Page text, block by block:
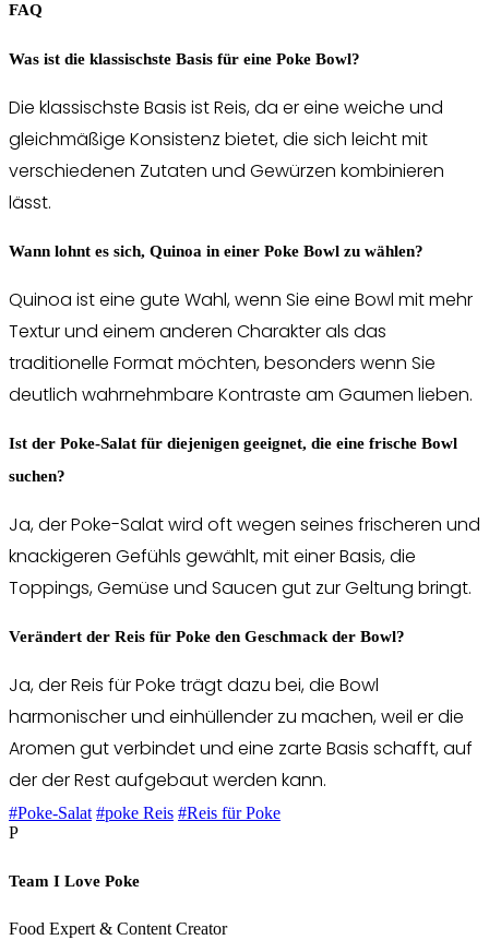
FAQ
Was ist die klassischste Basis für eine Poke Bowl?
Die klassischste Basis ist Reis, da er eine weiche und
gleichmäßige Konsistenz bietet, die sich leicht mit
verschiedenen Zutaten und Gewürzen kombinieren
lässt.
Wann lohnt es sich, Quinoa in einer Poke Bowl zu wählen?
Quinoa ist eine gute Wahl, wenn Sie eine Bowl mit mehr
Textur und einem anderen Charakter als das
traditionelle Format möchten, besonders wenn Sie
deutlich wahrnehmbare Kontraste am Gaumen lieben.
Ist der Poke-Salat für diejenigen geeignet, die eine frische Bowl
suchen?
Ja, der Poke-Salat wird oft wegen seines frischeren und
knackigeren Gefühls gewählt, mit einer Basis, die
Toppings, Gemüse und Saucen gut zur Geltung bringt.
Verändert der Reis für Poke den Geschmack der Bowl?
Ja, der Reis für Poke trägt dazu bei, die Bowl
harmonischer und einhüllender zu machen, weil er die
Aromen gut verbindet und eine zarte Basis schafft, auf
der der Rest aufgebaut werden kann.
#Poke-Salat #poke Reis #Reis für Poke
P
Team I Love Poke
Food Expert & Content Creator